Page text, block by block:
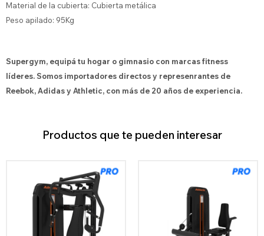
Material de la cubierta: Cubierta metálica
Peso apilado: 95Kg
Supergym, equipá tu hogar o gimnasio con marcas fitness
líderes. Somos importadores directos y represenrantes de
Reebok, Adidas y Athletic, con más de 20 años de experiencia.
Productos que te pueden interesar